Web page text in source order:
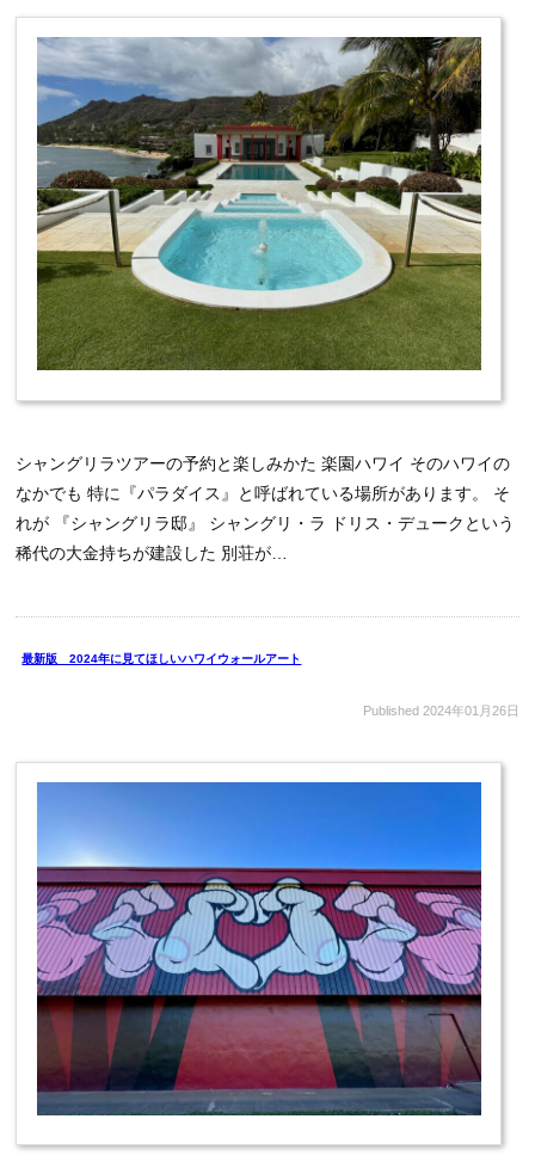
シャングリラツアーの予約と楽しみかた 楽園ハワイ そのハワイの
なかでも 特に『パラダイス』と呼ばれている場所があります。 そ
れが 『シャングリラ邸』 シャングリ・ラ ドリス・デュークという
稀代の大金持ちが建設した 別荘が…
最新版 2024年に見てほしいハワイウォールアート
Published 2024年01月26日